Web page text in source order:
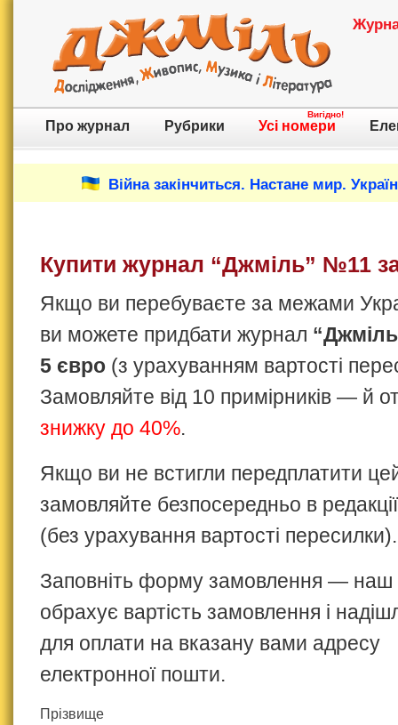
Про журнал Рубрики Усі номери
Вигідно!
Війна закінчиться. Настане мир.
Купити журнал “Джміль” №11 за
Якщо ви перебуваєте за межами
ви можете придбати журнал
5 євро (з урахуванням вартості
Замовляйте від 10 примірників — й
знижку до 40%.
Якщо ви не встигли передплатити
замовляйте безпосередньо в
(без урахування вартості пересилки).
Заповніть форму замовлення —
обрахує вартість замовлення і
для оплати на вказану вами адресу
електронної пошти.
Прізвище